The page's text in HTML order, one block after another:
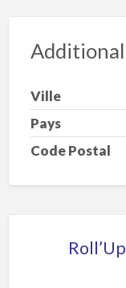
Ville
Pays
Code Postal